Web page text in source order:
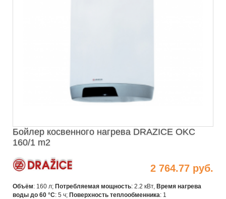
Бойлер косвенного нагрева DRAZICE OKC
160/1 m2
2 764.77 руб.
Объём: 160 л; Потребляемая мощность: 2.2 кВт, Время нагрева
воды до 60 °С: 5 ч; Поверхность теплообменника: 1